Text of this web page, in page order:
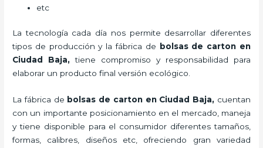
etc
La tecnología cada día nos permite desarrollar diferentes
tipos de producción y la fábrica de
bolsas de carton en
Ciudad Baja, tiene compromiso y responsabilidad para
elaborar un producto final versión ecológico.
La fábrica de bolsas de carton en Ciudad Baja, cuentan
con un importante posicionamiento en el mercado, maneja
y tiene disponible para el consumidor diferentes tamaños,
formas, calibres, diseños etc, ofreciendo gran variedad